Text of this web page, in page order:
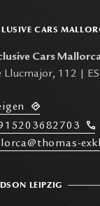
CARS
Cars
Llucmajor, 112 |
LEIPZIG